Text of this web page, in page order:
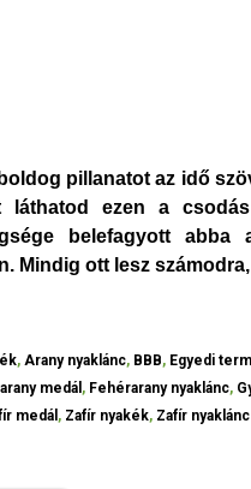
pillanatot az idő
láthatod ezen a
belefagyott
Mindig ott lesz
,Arany nyaklánc, BBB, Egyedi
medál , Fehérarany nyaklánc,
medál , Zafír nyakék, Zafír nyaklánc